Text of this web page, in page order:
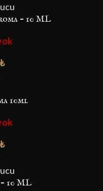
– 10 ML
₺
10ml
₺
10 ML